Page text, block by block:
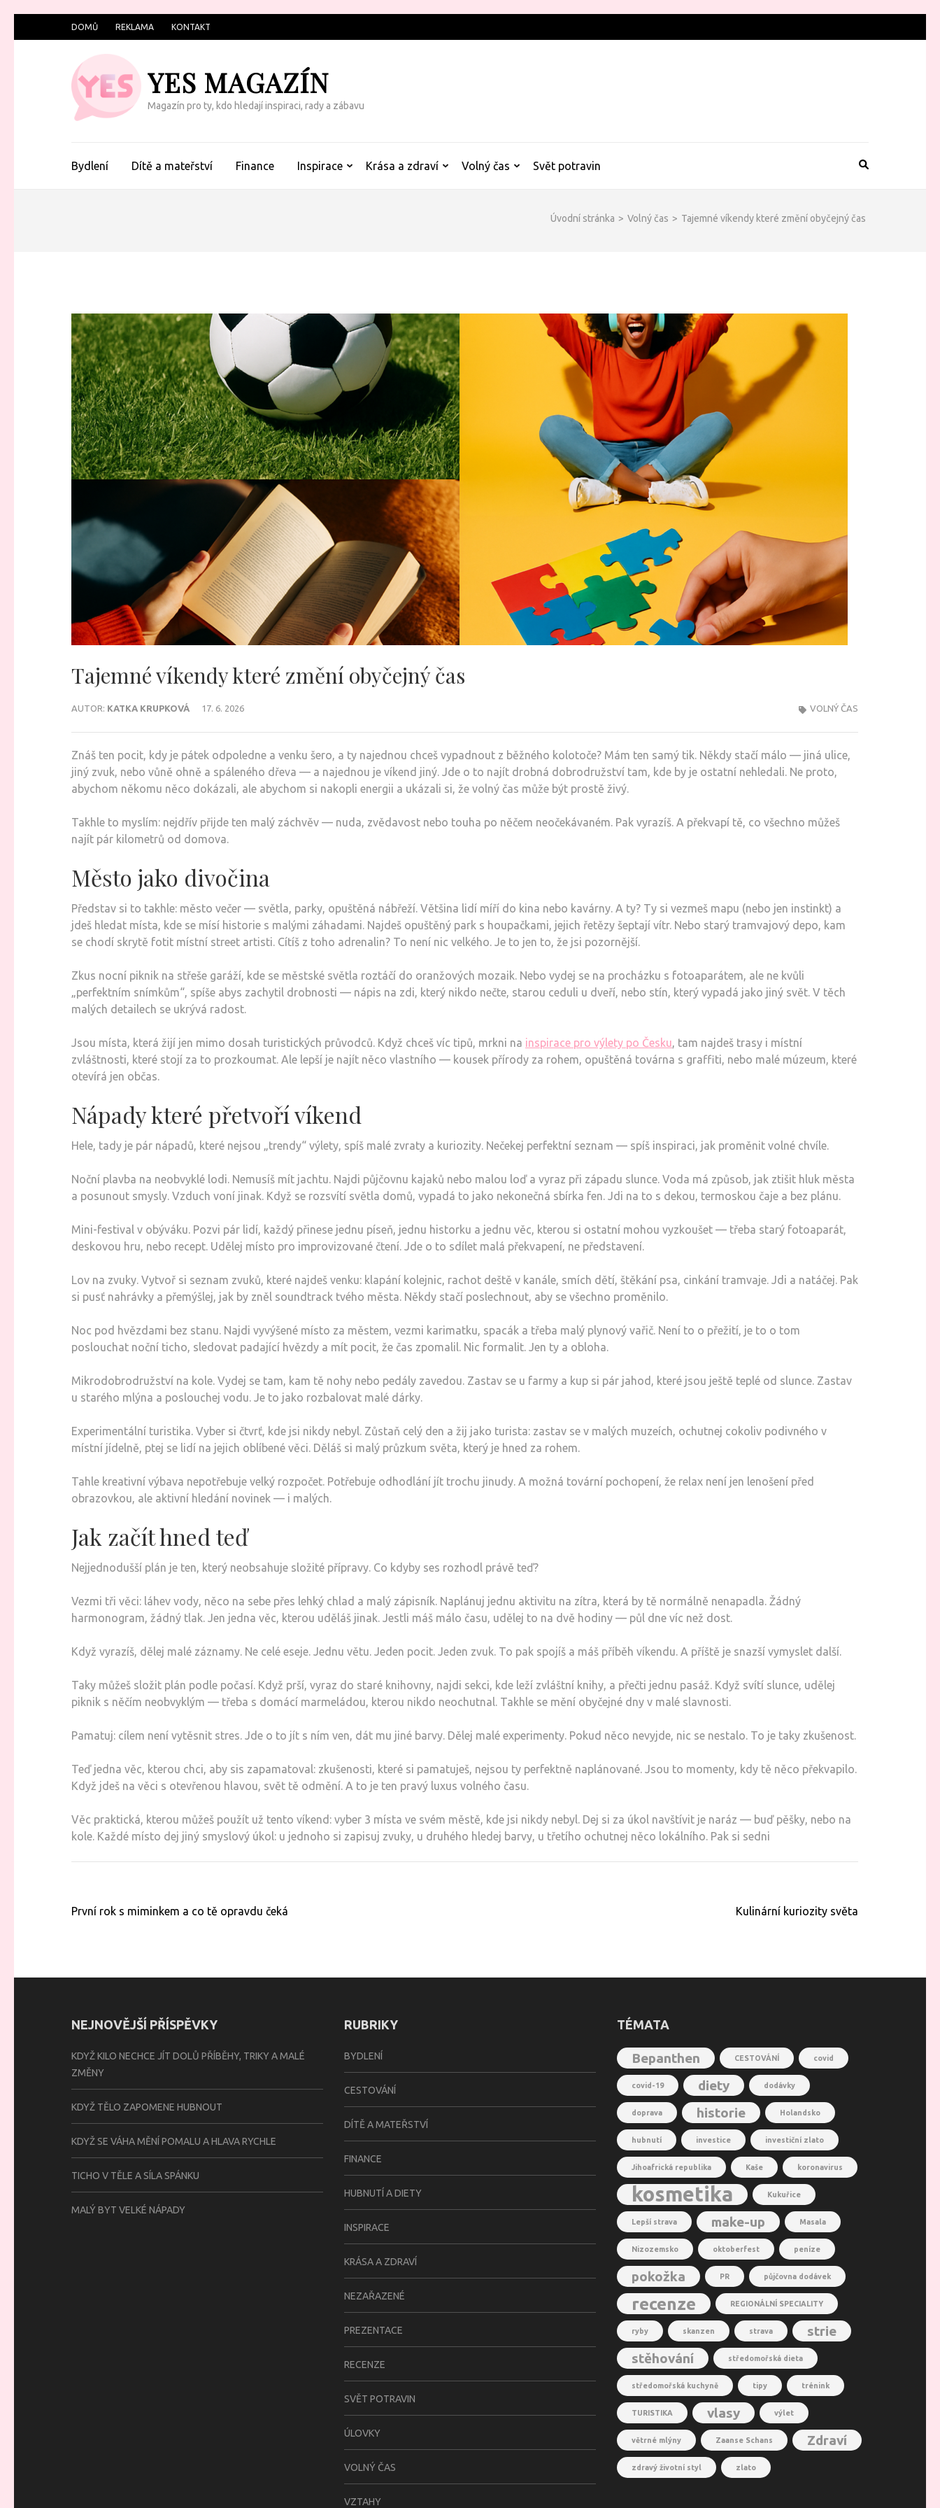
na
DOMŮ REKLAMA KONTAKT
YES MAGAZÍN
Magazín pro ty, kdo hledají inspiraci, rady a zábavu
Bydlení Dítě a mateřství Finance Inspirace Krása a zdraví Volný čas Svět potravin
Úvodní stránka > Volný čas > Tajemné víkendy které změní obyčejný čas
Tajemné víkendy které změní obyčejný čas
AUTOR: KATKA KRUPKOVÁ 17. 6. 2026 VOLNÝ ČAS
Znáš ten pocit, kdy je pátek odpoledne a venku šero, a ty najednou chceš vypadnout z běžného kolotoče? Mám ten samý tik. Někdy stačí málo — jiná ulice,
jiný zvuk, nebo vůně ohně a spáleného dřeva — a najednou je víkend jiný. Jde o to najít drobná dobrodružství tam, kde by je ostatní nehledali. Ne proto,
abychom někomu něco dokázali, ale abychom si nakopli energii a ukázali si, že volný čas může být prostě živý.
Takhle to myslím: nejdřív přijde ten malý záchvěv — nuda, zvědavost nebo touha po něčem neočekávaném. Pak vyrazíš. A překvapí tě, co všechno můžeš
najít pár kilometrů od domova.
Město jako divočina
Představ si to takhle: město večer — světla, parky, opuštěná nábřeží. Většina lidí míří do kina nebo kavárny. A ty? Ty si vezmeš mapu (nebo jen instinkt) a
jdeš hledat místa, kde se mísí historie s malými záhadami. Najdeš opuštěný park s houpačkami, jejich řetězy šeptají vítr. Nebo starý tramvajový depo, kam
se chodí skrytě fotit místní street artisti. Cítíš z toho adrenalin? To není nic velkého. Je to jen to, že jsi pozornější.
Zkus nocní piknik na střeše garáží, kde se městské světla roztáčí do oranžových mozaik. Nebo vydej se na procházku s fotoaparátem, ale ne kvůli
„perfektním snímkům“, spíše abys zachytil drobnosti — nápis na zdi, který nikdo nečte, starou ceduli u dveří, nebo stín, který vypadá jako jiný svět. V těch
malých detailech se ukrývá radost.
Jsou místa, která žijí jen mimo dosah turistických průvodců. Když chceš víc tipů, mrkni na inspirace pro výlety po Česku, tam najdeš trasy i místní
zvláštnosti, které stojí za to prozkoumat. Ale lepší je najít něco vlastního — kousek přírody za rohem, opuštěná továrna s graffiti, nebo malé múzeum, které
otevírá jen občas.
Nápady které přetvoří víkend
Hele, tady je pár nápadů, které nejsou „trendy“ výlety, spíš malé zvraty a kuriozity. Nečekej perfektní seznam — spíš inspiraci, jak proměnit volné chvíle.
Noční plavba na neobvyklé lodi. Nemusíš mít jachtu. Najdi půjčovnu kajaků nebo malou loď a vyraz při západu slunce. Voda má způsob, jak ztišit hluk města
a posunout smysly. Vzduch voní jinak. Když se rozsvítí světla domů, vypadá to jako nekonečná sbírka fen. Jdi na to s dekou, termoskou čaje a bez plánu.
Mini-festival v obýváku. Pozvi pár lidí, každý přinese jednu píseň, jednu historku a jednu věc, kterou si ostatní mohou vyzkoušet — třeba starý fotoaparát,
deskovou hru, nebo recept. Udělej místo pro improvizované čtení. Jde o to sdílet malá překvapení, ne představení.
Lov na zvuky. Vytvoř si seznam zvuků, které najdeš venku: klapání kolejnic, rachot deště v kanále, smích dětí, štěkání psa, cinkání tramvaje. Jdi a natáčej. Pak
si pusť nahrávky a přemýšlej, jak by zněl soundtrack tvého města. Někdy stačí poslechnout, aby se všechno proměnilo.
Noc pod hvězdami bez stanu. Najdi vyvýšené místo za městem, vezmi karimatku, spacák a třeba malý plynový vařič. Není to o přežití, je to o tom
poslouchat noční ticho, sledovat padající hvězdy a mít pocit, že čas zpomalil. Nic formalit. Jen ty a obloha.
Mikrodobrodružství na kole. Vydej se tam, kam tě nohy nebo pedály zavedou. Zastav se u farmy a kup si pár jahod, které jsou ještě teplé od slunce. Zastav
u starého mlýna a poslouchej vodu. Je to jako rozbalovat malé dárky.
Experimentální turistika. Vyber si čtvrť, kde jsi nikdy nebyl. Zůstaň celý den a žij jako turista: zastav se v malých muzeích, ochutnej cokoliv podivného v
místní jídelně, ptej se lidí na jejich oblíbené věci. Děláš si malý průzkum světa, který je hned za rohem.
Tahle kreativní výbava nepotřebuje velký rozpočet. Potřebuje odhodlání jít trochu jinudy. A možná tovární pochopení, že relax není jen lenošení před
obrazovkou, ale aktivní hledání novinek — i malých.
Jak začít hned teď
Nejjednodušší plán je ten, který neobsahuje složité přípravy. Co kdyby ses rozhodl právě teď?
Vezmi tři věci: láhev vody, něco na sebe přes lehký chlad a malý zápisník. Naplánuj jednu aktivitu na zítra, která by tě normálně nenapadla. Žádný
harmonogram, žádný tlak. Jen jedna věc, kterou uděláš jinak. Jestli máš málo času, udělej to na dvě hodiny — půl dne víc než dost.
Když vyrazíš, dělej malé záznamy. Ne celé eseje. Jednu větu. Jeden pocit. Jeden zvuk. To pak spojíš a máš příběh víkendu. A příště je snazší vymyslet další.
Taky můžeš složit plán podle počasí. Když prší, vyraz do staré knihovny, najdi sekci, kde leží zvláštní knihy, a přečti jednu pasáž. Když svítí slunce, udělej
piknik s něčím neobvyklým — třeba s domácí marmeládou, kterou nikdo neochutnal. Takhle se mění obyčejné dny v malé slavnosti.
Pamatuj: cílem není vytěsnit stres. Jde o to jít s ním ven, dát mu jiné barvy. Dělej malé experimenty. Pokud něco nevyjde, nic se nestalo. To je taky zkušenost.
Teď jedna věc, kterou chci, aby sis zapamatoval: zkušenosti, které si pamatuješ, nejsou ty perfektně naplánované. Jsou to momenty, kdy tě něco překvapilo.
Když jdeš na věci s otevřenou hlavou, svět tě odmění. A to je ten pravý luxus volného času.
Věc praktická, kterou můžeš použít už tento víkend: vyber 3 místa ve svém městě, kde jsi nikdy nebyl. Dej si za úkol navštívit je naráz — buď pěšky, nebo na
kole. Každé místo dej jiný smyslový úkol: u jednoho si zapisuj zvuky, u druhého hledej barvy, u třetího ochutnej něco lokálního. Pak si sedni
Navigace
První rok s miminkem a co tě opravdu čeká Kulinární kuriozity světa
NEJNOVĚJŠÍ PŘÍSPĚVKY
KDYŽ KILO NECHCE JÍT DOLŮ PŘÍBĚHY, TRIKY A MALÉ
ZMĚNY
KDYŽ TĚLO ZAPOMENE HUBNOUT
KDYŽ SE VÁHA MĚNÍ POMALU A HLAVA RYCHLE
TICHO V TĚLE A SÍLA SPÁNKU
MALÝ BYT VELKÉ NÁPADY
RUBRIKY
BYDLENÍ
CESTOVÁNÍ
DÍTĚ A MATEŘSTVÍ
FINANCE
HUBNUTÍ A DIETY
INSPIRACE
KRÁSA A ZDRAVÍ
NEZAŘAZENÉ
PREZENTACE
RECENZE
SVĚT POTRAVIN
ÚLOVKY
VOLNÝ ČAS
VZTAHY
TÉMATA
Bepanthen CESTOVÁNÍ covid
covid-19 diety dodávky
doprava historie Holandsko
hubnutí investice investiční zlato
Jihoafrická republika Kaše koronavirus
kosmetika Kukuřice
Lepší strava make-up Masala
Nizozemsko oktoberfest peníze
pokožka PR půjčovna dodávek
recenze REGIONÁLNÍ SPECIALITY
ryby skanzen strava
strie
stěhování
středomořská dieta
středomořská kuchyně tipy trénink
TURISTIKA vlasy výlet
větrné mlýny Zaanse Schans Zdraví
zdravý životní styl zlato